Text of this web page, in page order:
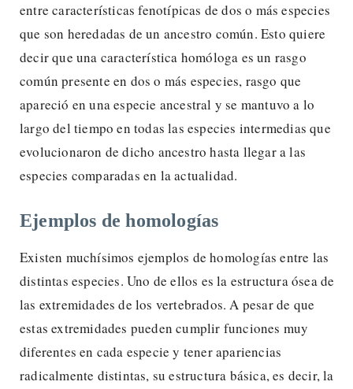
entre características fenotípicas de dos o más especies
que son heredadas de un ancestro común. Esto quiere
decir que una característica homóloga es un rasgo
común presente en dos o más especies, rasgo que
apareció en una especie ancestral y se mantuvo a lo
largo del tiempo en todas las especies intermedias que
evolucionaron de dicho ancestro hasta llegar a las
especies comparadas en la actualidad.
Ejemplos de homologías
Existen muchísimos ejemplos de homologías entre las
distintas especies. Uno de ellos es la estructura ósea de
las extremidades de los vertebrados. A pesar de que
estas extremidades pueden cumplir funciones muy
diferentes en cada especie y tener apariencias
radicalmente distintas, su estructura básica, es decir, la